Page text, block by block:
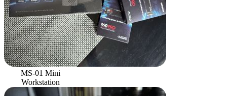
MS-01 Mini
Workstation